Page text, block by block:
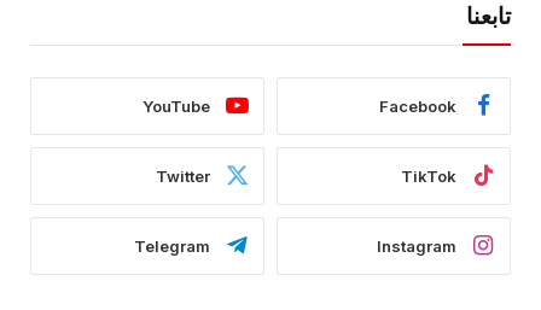
تابعنا
Facebook
YouTube
TikTok
Twitter
Instagram
Telegram